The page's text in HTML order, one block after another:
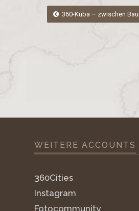
Post
360-Kuba – zwischen
WEITERE ACCOUNTS
360Cities
Instagram
Fotocommunity